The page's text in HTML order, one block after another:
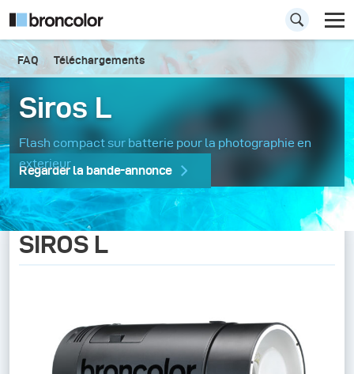
FAQ Téléchargements
Siros L
Flash compact sur batterie pour la photographie en
exterieur
Regarder la bande-annonce
SIROS L